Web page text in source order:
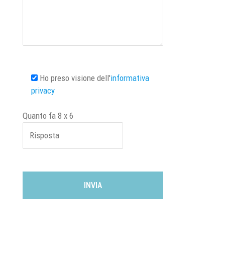
Ho preso visione dell'informativa
privacy
Quanto fa 8 x 6